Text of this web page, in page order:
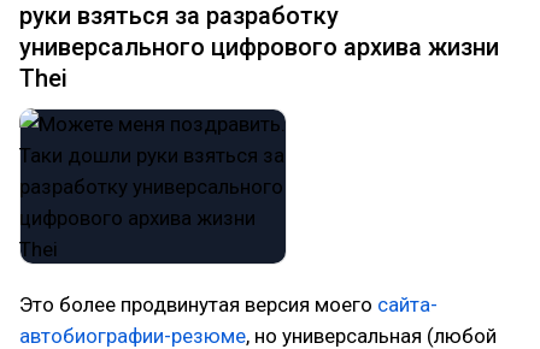
руки взяться за разработку
универсального цифрового архива жизни
Thei
Это более продвинутая версия моего сайта-
автобиографии-резюме, но универсальная (любой